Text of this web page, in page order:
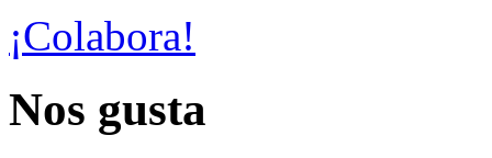
¡Colabora!
Nos gusta